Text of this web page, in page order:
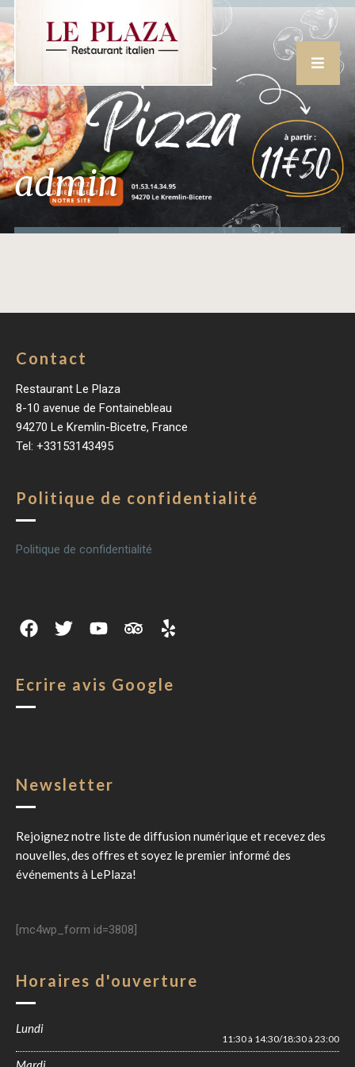
admin
Contact
Restaurant Le Plaza
8-10 avenue de Fontainebleau
94270 Le Kremlin-Bicetre, France
Tel: +33153143495
Politique de confidentialité
Politique de confidentialité
Ecrire avis Google
Newsletter
Rejoignez notre liste de diffusion numérique et recevez des
nouvelles, des offres et soyez le premier informé des
événements à LePlaza!
[mc4wp_form id=3808]
Horaires d'ouverture
Lundi
11:30 à 14:30/18:30 à 23:00